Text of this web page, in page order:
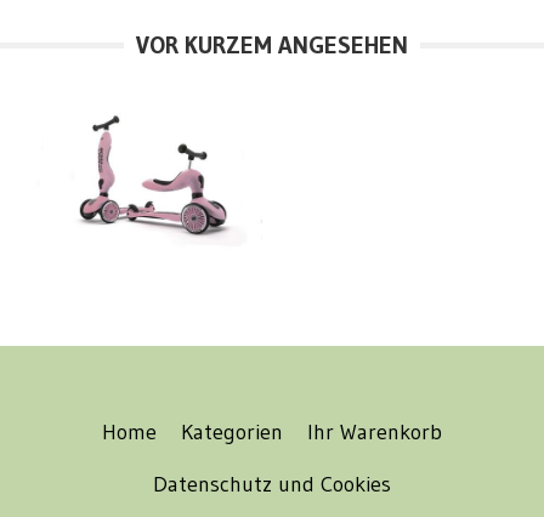
VOR KURZEM ANGESEHEN
Home Kategorien
Ihr Warenkorb
Datenschutz und Cookies